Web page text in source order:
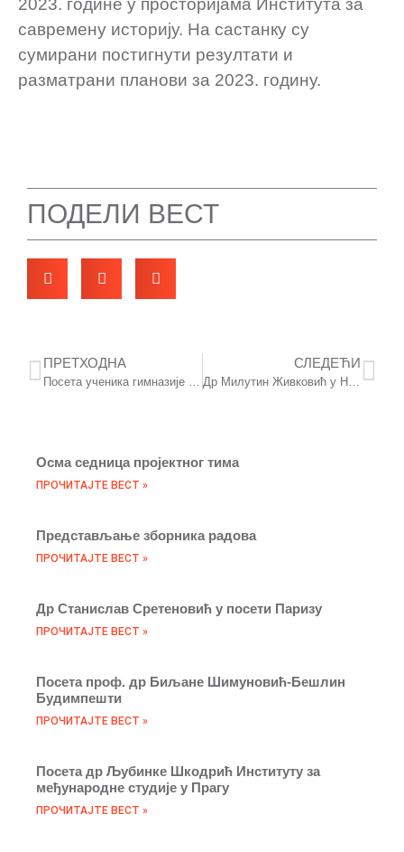
2023. године у просторијама Института за
савремену историју. На састанку су
сумирани постигнути резултати и
разматрани планови за 2023. годину.
ПОДЕЛИ ВЕСТ
ПРЕТХОДНА
Посета ученика гимназије „Свети Сава“
СЛЕДЕЋИ
Др Милутин Живковић у Народној библиотеци у Краљеву
Осма седница пројектног тима
ПРОЧИТАЈТЕ ВЕСТ »
Представљање зборника радова
ПРОЧИТАЈТЕ ВЕСТ »
Др Станислав Сретеновић у посети Паризу
ПРОЧИТАЈТЕ ВЕСТ »
Посета проф. др Биљане Шимуновић-Бешлин
Будимпешти
ПРОЧИТАЈТЕ ВЕСТ »
Посета др Љубинке Шкодрић Институту за
међународне студије у Прагу
ПРОЧИТАЈТЕ ВЕСТ »